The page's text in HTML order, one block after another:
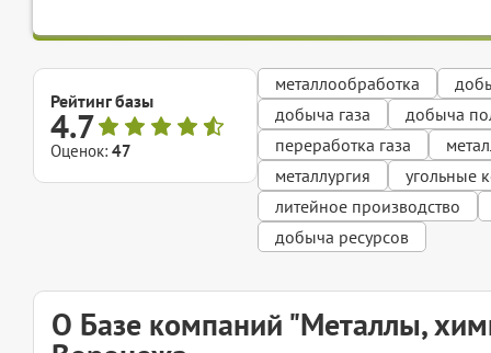
Рейтинг базы
4.7
Оценок: 47
металлообработка
добыча газа
добыча
переработка газа
металлургия
угольные
литейное производство
добыча ресурсов
О Базе компаний "Металлы,